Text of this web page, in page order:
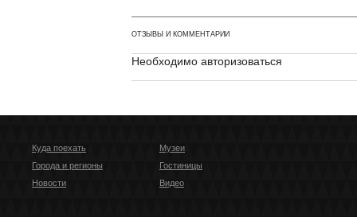
ОТЗЫВЫ И КОММЕНТАРИИ
Необходимо авторизоваться
Куда поехать
Города и регионы
Новости
Музеи
Гостиницы
Видео